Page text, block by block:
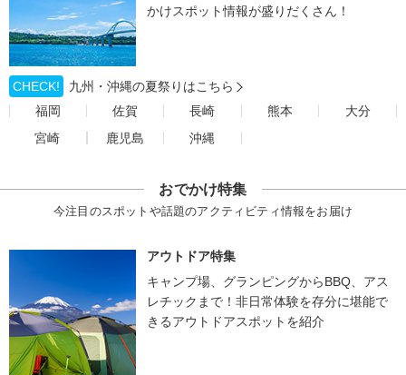
かけスポット情報が盛りだくさん！
CHECK!
九州・沖縄の夏祭りはこちら
福岡
佐賀 長崎 熊本
大分
宮崎
鹿児島 沖縄
おでかけ特集
今注目のスポットや話題のアクティビティ情報をお届け
アウトドア特集
キャンプ場、グランピングからBBQ、アス
レチックまで！非日常体験を存分に堪能で
きるアウトドアスポットを紹介